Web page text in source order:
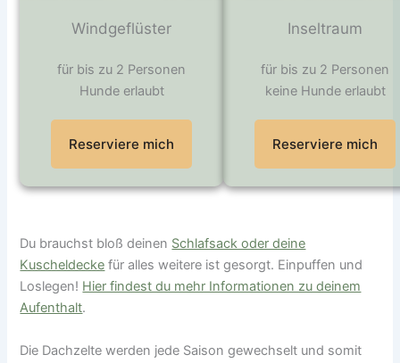
Windgeflüster
für bis zu 2 Personen
Hunde erlaubt
Reserviere mich
Inseltraum
für bis zu 2 Personen
keine Hunde erlaubt
Reserviere mich
Du brauchst bloß deinen Schlafsack oder deine
Kuscheldecke für alles weitere ist gesorgt. Einpuffen und
Loslegen! Hier findest du mehr Informationen zu deinem
Aufenthalt.
Die Dachzelte werden jede Saison gewechselt und somit